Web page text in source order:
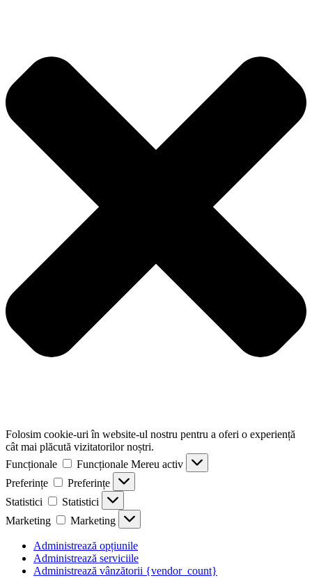
Folosim cookie-uri în website-ul nostru pentru a oferi o experiență
cât mai plăcută vizitatorilor noștri.
Funcționale
Funcționale Mereu activ
Preferințe
Preferințe
Statistici
Statistici
Marketing
Marketing
Administrează opțiunile
Administrează serviciile
Administrează vânzătorii {vendor_count}